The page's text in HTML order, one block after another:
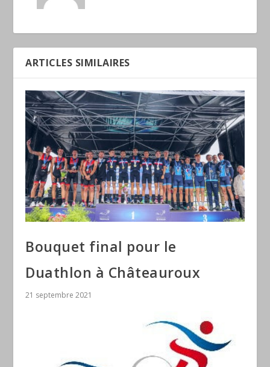
ARTICLES SIMILAIRES
Bouquet final pour le
Duathlon à Châteauroux
21 septembre 2021